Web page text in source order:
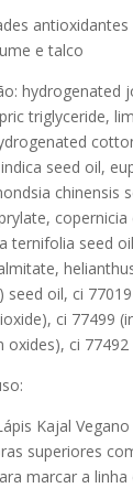
antioxidantes
e talco
hydrogenated
triglyceride,
seed oil,
chinensis
ternifolia seed
seed oil, ci
ci 77499
oxides), ci
Kajal
superiores
marcar a linha